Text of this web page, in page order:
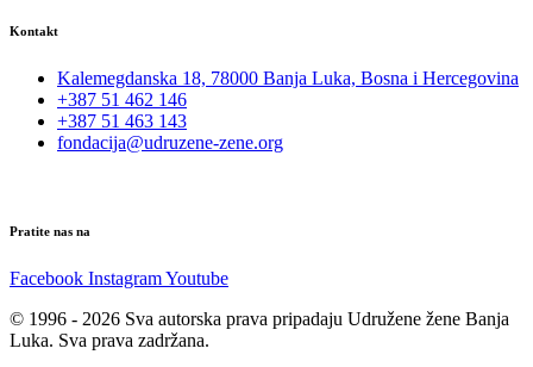
Kontakt
Kalemegdanska 18, 78000 Banja Luka, Bosna i Hercegovina
+387 51 462 146
+387 51 463 143
fondacija@udruzene-zene.org
Pratite nas na
Facebook InstagramYoutube
© 1996 - 2026 Sva autorska prava pripadaju Udružene žene Banja
Luka. Sva prava zadržana.